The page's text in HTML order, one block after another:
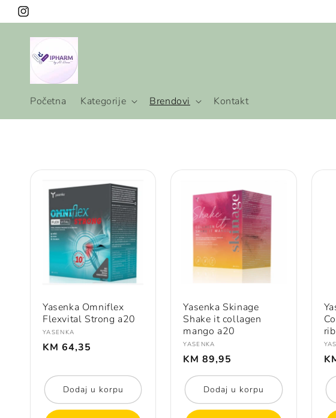
Preskoči
na
sadržaj
Instagram
Početna Kategorije Brendovi Kontakt
Yasenka Omniflex
Flexvital Strong a20
Prodavač:
YASENKA
Redovna
cijena
KM 64,35
Dodaj u korpu
Yasenka Skinage
Shake it collagen
mango a20
Prodavač:
YASENKA
Redovna
cijena
KM 89,95
Dodaj u korpu